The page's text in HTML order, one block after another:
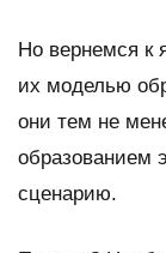
Но вернемся к
их моделью
они тем не
образованием
сценарию.